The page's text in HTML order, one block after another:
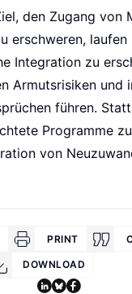
den Zugang von
erschweren, laufen
Integration zu
Armutsrisiken und
führen.
Programme
von
PRINT
DOWNLOAD